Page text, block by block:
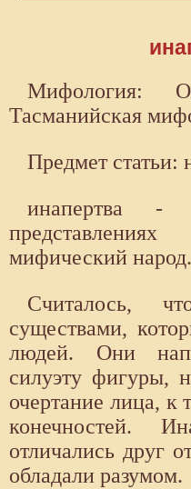
Мифология:
Тасманийская
Предмет статьи:
инапертва -
мифический народ.
Считалось,
существами,
людей. Они
силуэту фигуры,
очертание лица,
конечностей.
отличались друг
обладали разумом.